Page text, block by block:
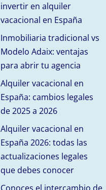
invertir en alquiler
vacacional en España
Inmobiliaria tradicional vs
Modelo Adaix: ventajas
para abrir tu agencia
Alquiler vacacional en
España: cambios legales
de 2025 a 2026
Alquiler vacacional en
España 2026: todas las
actualizaciones legales
que debes conocer